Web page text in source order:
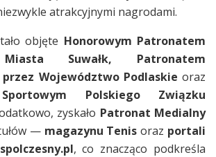
atrakcyjnymi nagrodami.
objęte Honorowym Patronatem
Suwałk, Patronatem
Województwo Podlaskie oraz
Polskiego Związku
zyskało Patronat Medialny
— magazynu Tenis oraz portali
, co znacząco podkreśla